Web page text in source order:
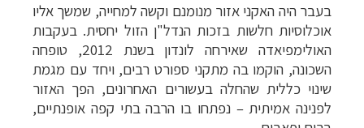
בעבר היה האקני אזור מנומנם וקשה למחייה, שמשך אליו
אוכלוסיות חלשות בזכות הנדל"ן הזול יחסית. בעקבות
האולימפיאדה שאירחה לונדון בשנת 2012, טופחה
השכונה, הוקמו בה מתקני ספורט רבים, ויחד עם מגמת
שינוי כללית שהחלה בעשורים האחרונים, הפך האזור
לפנינה אמיתית– נפתחו בו הרבה בתי קפה אופנתיים,